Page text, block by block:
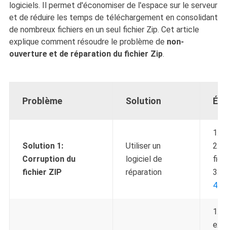
logiciels. Il permet d'économiser de l'espace sur le serveur
et de réduire les temps de téléchargement en consolidant
de nombreux fichiers en un seul fichier Zip. Cet article
explique comment résoudre le problème de non-
ouverture et de réparation du fichier Zip.
Problème Solution
Solution 1:
Corruption du
fichier ZIP
Utiliser un
logiciel de
réparation
1.
2.
3.
4.
1.